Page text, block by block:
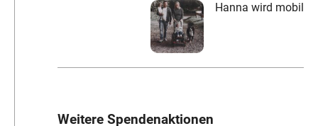
Hanna wird mobil
Weitere Spendenaktionen